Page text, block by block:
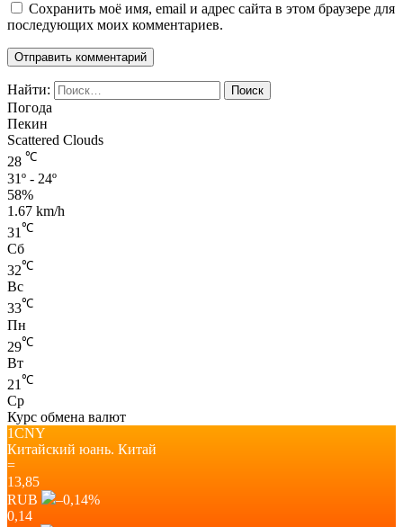
Сохранить моё имя, email и адрес сайта в этом браузере для
последующих моих комментариев.
Найти:
Погода
Пекин
Scattered Clouds
28 ℃
31º - 24º
58%
1.67 km/h
31 ℃
Сб
32℃
Вс
33℃
Пн
29℃
Вт
21 ℃
Ср
Курс обмена валют
1CNY
Китайский юань. Китай
=
13,85
RUB
–0,14%
0,14